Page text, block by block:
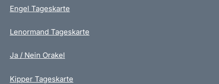
Engel Tageskarte
Lenormand Tageskarte
Ja / Nein Orakel
Kipper Tageskarte